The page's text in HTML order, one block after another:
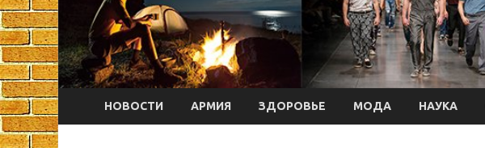
НОВОСТИ АРМИЯ ЗДОРОВЬЕ МОДА НАУКА